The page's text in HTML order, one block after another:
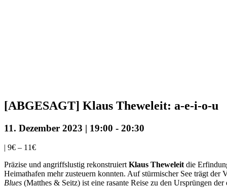
[ABGESAGT] Klaus Theweleit: a-e-i-o-u
11. Dezember 2023 | 19:00 - 20:30
| 9€ – 11€
Präzise und angriffslustig rekonstruiert Klaus Theweleit die
Heimathafen mehr zusteuern konnten. Auf stürmischer See trägt der
Blues (Matthes & Seitz) ist eine rasante Reise zu den Ursprüngen